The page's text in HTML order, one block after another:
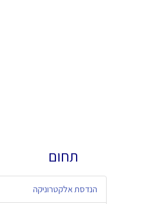
תחום
הנדסת אלקטרוניקה